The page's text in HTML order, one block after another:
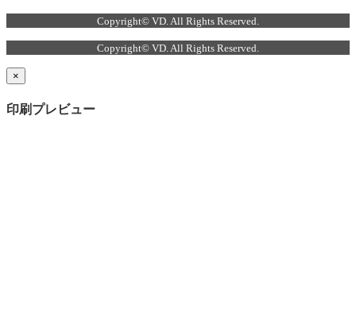
Copyright© VD. All Rights Reserved.
Copyright© VD. All Rights Reserved.
×
印刷プレビュー